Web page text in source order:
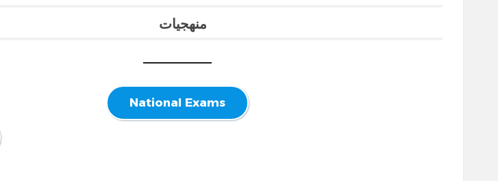
منهجيات
National Exams